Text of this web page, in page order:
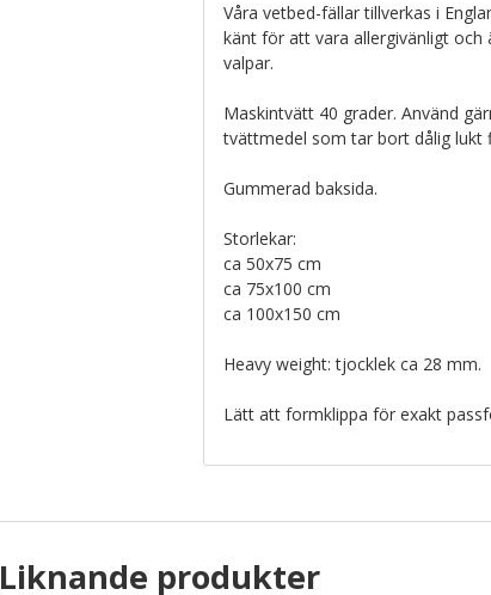
Våra vetbed-fällar tillverkas i
känt för att vara allergivänligt och
valpar.
Maskintvätt 40 grader. Använd
tvättmedel som tar bort dålig lukt
Gummerad baksida.
Storlekar:
ca 50x75 cm
ca 75x100 cm
ca 100x150 cm
Heavy weight: tjocklek ca 28 mm.
Lätt att formklippa för exakt
Liknande produkter